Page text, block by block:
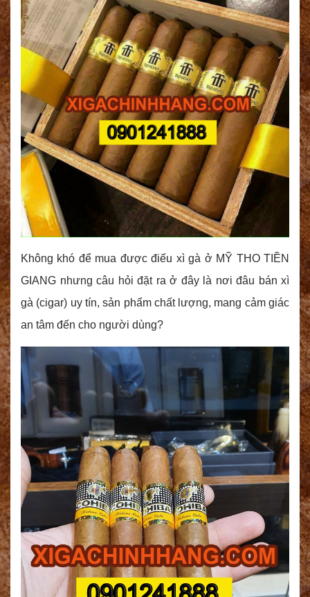
Không khó để mua được điếu xì gà ở MỸ THO TIỀN
GIANG nhưng câu hỏi đặt ra ở đây là nơi đâu bán xì
gà (cigar) uy tín, sản phẩm chất lượng, mang cảm giác
an tâm đến cho người dùng?